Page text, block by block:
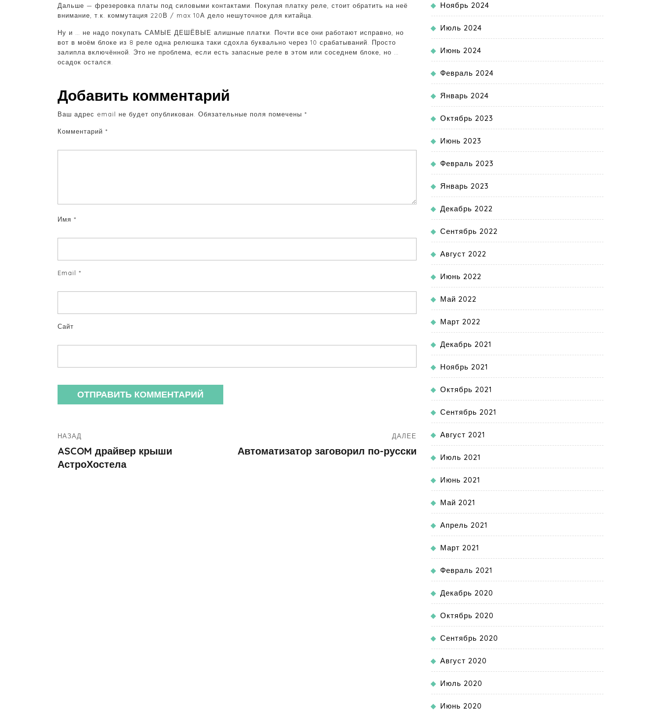
Дальше — фрезеровка платы под силовыми контактами. Покупая платку реле, стоит обратить на неё
внимание, т.к. коммутация 220В / max 10А дело нешуточное для китайца.
Ну и … не надо покупать САМЫЕ ДЕШЁВЫЕ алишные платки. Почти все они работают исправно, но
вот в моём блоке из 8 реле одна релюшка таки сдохла буквально через 10 срабатываний. Просто
залипла включённой. Это не проблема, если есть запасные реле в этом или соседнем блоке, но …
осадок остался.
Добавить комментарий
Ваш адрес email не будет опубликован. Обязательные поля помечены *
Комментарий *
Имя *
Email *
Сайт
НАЗАД
ASCOM драйвер крыши
АстроХостела
ДАЛЕЕ
Автоматизатор заговорил по-русски
Ноябрь 2024
Июль 2024
Июнь 2024
Февраль 2024
Январь 2024
Октябрь 2023
Июнь 2023
Февраль 2023
Январь 2023
Декабрь 2022
Сентябрь 2022
Август 2022
Июнь 2022
Май 2022
Март 2022
Декабрь 2021
Ноябрь 2021
Октябрь 2021
Сентябрь 2021
Август 2021
Июль 2021
Июнь 2021
Май 2021
Апрель 2021
Март 2021
Февраль 2021
Декабрь 2020
Октябрь 2020
Сентябрь 2020
Август 2020
Июль 2020
Июнь 2020